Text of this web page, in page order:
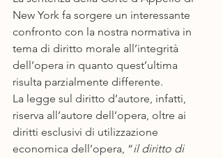
New York fa sorgere un interessante
confronto con la nostra normativa in
tema di diritto morale all’integrità
dell’opera in quanto quest’ultima
risulta parzialmente differente.
La legge sul diritto d’autore, infatti,
riserva all’autore dell’opera, oltre ai
diritti esclusivi di utilizzazione
economica dell’opera, “il diritto di